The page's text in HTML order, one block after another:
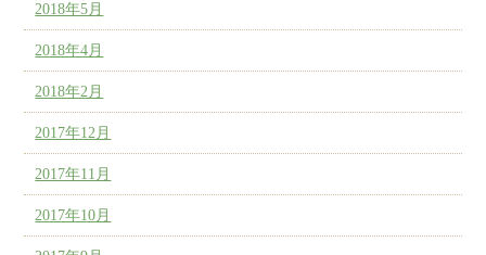
2018年5月
2018年4月
2018年2月
2017年12月
2017年11月
2017年10月